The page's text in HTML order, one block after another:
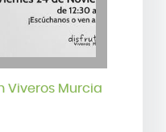
Viveros Murcia